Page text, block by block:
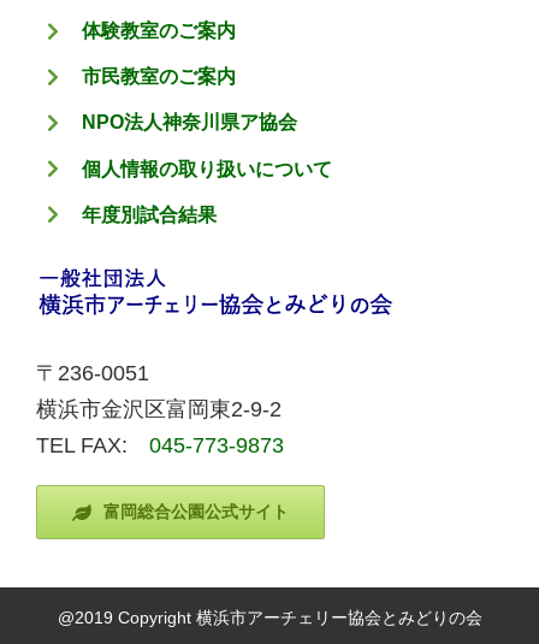
体験教室のご案内
市民教室のご案内
NPO法人神奈川県ア協会
個人情報の取り扱いについて
年度別試合結果
〒236-0051
横浜市金沢区富岡東2-9-2
TEL FAX: 045-773-9873
富岡総合公園公式サイト
@2019 Copyright 横浜市アーチェリー協会とみどりの会